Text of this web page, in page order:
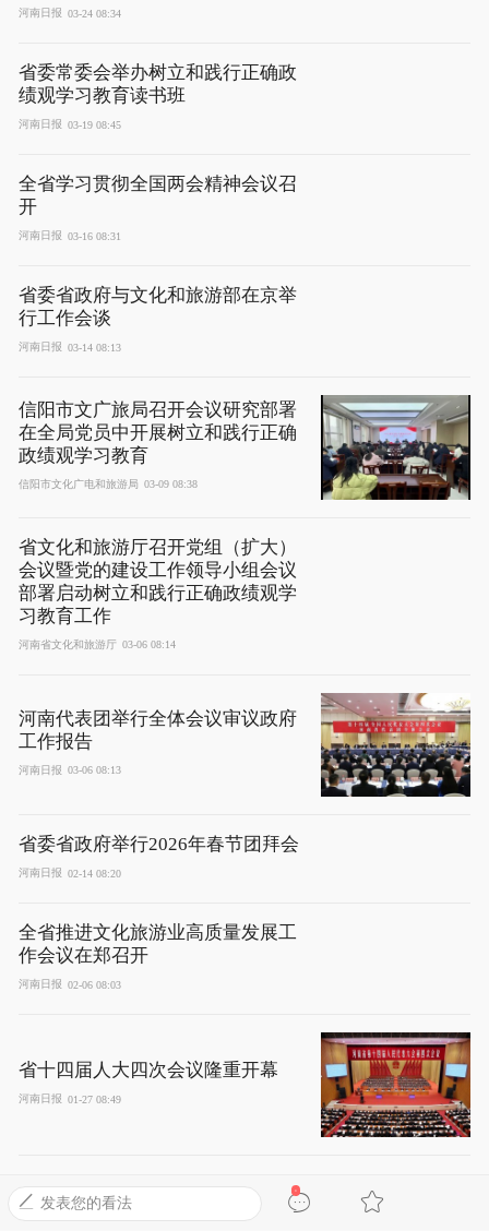
发表您的看法
0
河南日报 03-24 08:34
省委常委会举办树立和践行正确政
绩观学习教育读书班
河南日报 03-19 08:45
全省学习贯彻全国两会精神会议召
开
河南日报 03-16 08:31
省委省政府与文化和旅游部在京举
行工作会谈
河南日报 03-14 08:13
信阳市文广旅局召开会议研究部署
在全局党员中开展树立和践行正确
政绩观学习教育
信阳市文化广电和旅游局 03-09 08:38
省文化和旅游厅召开党组（扩大）
会议暨党的建设工作领导小组会议
部署启动树立和践行正确政绩观学
习教育工作
河南省文化和旅游厅 03-06 08:14
河南代表团举行全体会议审议政府
工作报告
河南日报 03-06 08:13
省委省政府举行2026年春节团拜会
河南日报 02-14 08:20
全省推进文化旅游业高质量发展工
作会议在郑召开
河南日报 02-06 08:03
省十四届人大四次会议隆重开幕
河南日报 01-27 08:49